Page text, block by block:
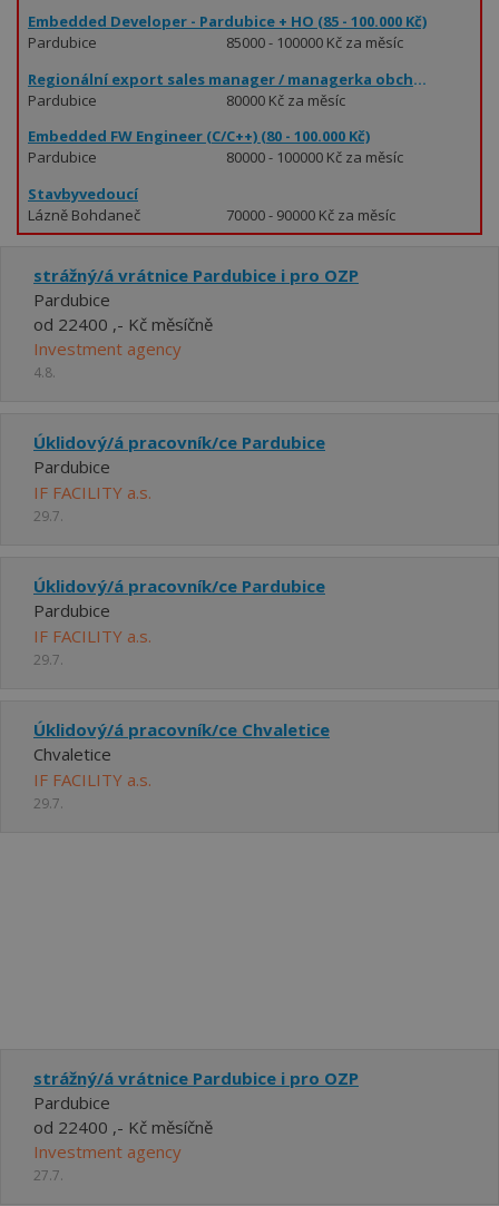
Embedded Developer - Pardubice + HO (85 - 100.000 Kč)
Pardubice
85000 - 100000 Kč za měsíc
Regionální export sales manager / managerka obchodník / obchodnice.
Pardubice
80000 Kč za měsíc
Embedded FW Engineer (C/C++) (80 - 100.000 Kč)
Pardubice
80000 - 100000 Kč za měsíc
Stavbyvedoucí
Lázně Bohdaneč
70000 - 90000 Kč za měsíc
strážný/á vrátnice Pardubice i pro OZP
Pardubice
od 22400 ,- Kč měsíčně
Investment agency
4.8.
Úklidový/á pracovník/ce Pardubice
Pardubice
IF FACILITY a.s.
29.7.
Úklidový/á pracovník/ce Pardubice
Pardubice
IF FACILITY a.s.
29.7.
Úklidový/á pracovník/ce Chvaletice
Chvaletice
IF FACILITY a.s.
29.7.
strážný/á vrátnice Pardubice i pro OZP
Pardubice
od 22400 ,- Kč měsíčně
Investment agency
27.7.